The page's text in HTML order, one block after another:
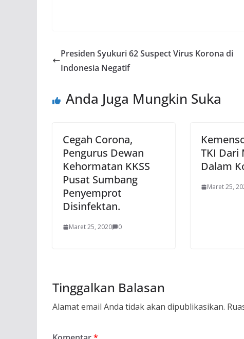
Presiden Syukuri 62 Suspect Virus Korona di
Indonesia Negatif
Anda Juga Mungkin Suka
Cegah Corona,
Pengurus Dewan
Kehormatan KKSS
Pusat Sumbang
Penyemprot
Disinfektan.
Maret 25, 2020 0
TKI Dari
Dalam
Maret 25,
Tinggalkan Balasan
Alamat email Anda tidak akan dipublikasikan.